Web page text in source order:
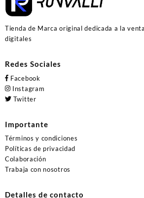
Tienda de Marca original dedicada a la
digitales
Redes Sociales
Facebook
Instagram
Twitter
Importante
Términos y condiciones
Políticas de privacidad
Colaboración
Trabaja con nosotros
Detalles de contacto